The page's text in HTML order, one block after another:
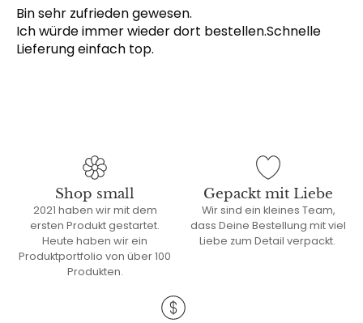
Bin sehr zufrieden gewesen.
Ich würde immer wieder dort bestellen.Schnelle
Lieferung einfach top.
Shop small
2021 haben wir mit dem
ersten Produkt gestartet.
Heute haben wir ein
Produktportfolio von über 100
Produkten.
Gepackt mit Liebe
Wir sind ein kleines Team,
dass Deine Bestellung mit viel
Liebe zum Detail verpackt.